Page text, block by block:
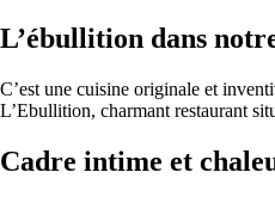
L’ébullition dans
C’est une cuisine originale et
L’Ebullition, charmant restaurant
Cadre intime et